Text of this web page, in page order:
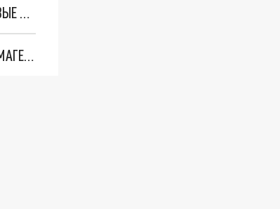
"ОЧЕНЬ ПЛОХИЕ НОВОСТИ": БОЛЬШАЯ ОШИБКА PALANTIR В РОССИИ. СТРАНЫ НАТО ВПЕРВЫЕ ЗА СВО ОСТАНОВИЛИ ПОСТАВКИ ОРУЖИЯ. ВСУ ТЕРЯЮТ ПРИГРАНИЧЬЕ?
ТРИ ГЛАВНЫХ ИНСАЙДА ОБ СВО. ОТМЕНА МОБИЛИЗАЦИИ И ВОЗВРАЩЕНИЕ "ГЕНЕРАЛА АРМАГЕДДОНА"? ОТЛИЧНЫЕ НОВОСТИ, КОТОРЫЕ ЖДАЛИ ВСЕ